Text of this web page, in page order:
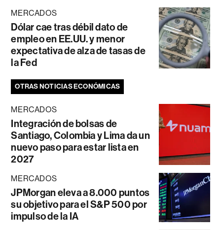
MERCADOS
Dólar cae tras débil dato de
empleo en EE.UU. y menor
expectativa de alza de tasas de
la Fed
OTRAS NOTICIAS ECONÓMICAS
MERCADOS
Integración de bolsas de
Santiago, Colombia y Lima da un
nuevo paso para estar lista en
2027
MERCADOS
JPMorgan eleva a 8.000 puntos
su objetivo para el S&P 500 por
impulso de la IA